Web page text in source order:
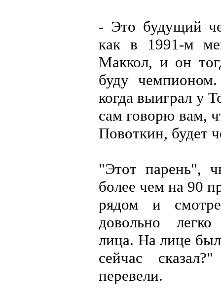
- Это будущий
как в 1991-м
Маккол, и он
буду
когда выиграл у
сам говорю вам,
Повоткин, будет
"Этот парень",
более чем на 90
рядом и
довольно
лица. На лице
сейчас
перевели.